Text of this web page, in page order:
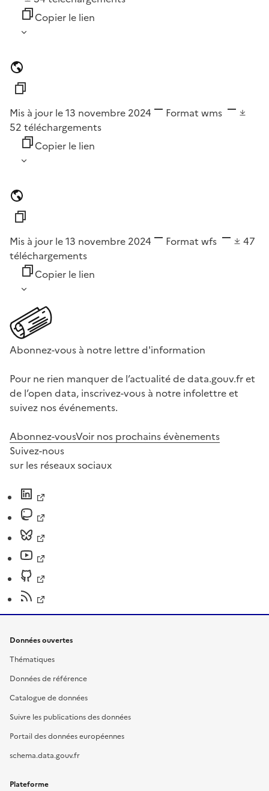
Copier le lien
Mis à jour le 13 novembre 2024 Format wms
52 téléchargements
Copier le lien
Mis à jour le 13 novembre 2024 Format wfs
47
téléchargements
Copier le lien
Abonnez-vous à notre lettre d'information
Pour ne rien manquer de l’actualité de data.gouv.fr et
de l’open data, inscrivez-vous à notre infolettre et
suivez nos événements.
Abonnez-vousVoir nos prochains évènements
Suivez-nous
sur les réseaux sociaux
Données ouvertes
Thématiques
Données de référence
Catalogue de données
Suivre les publications des données
Portail des données européennes
schema.data.gouv.fr
Plateforme